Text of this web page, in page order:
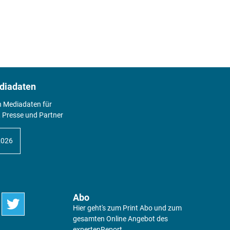
Mediadaten für
Presse und Partner
Abo
Hier geht's zum Print Abo und zum
gesamten Online Angebot des